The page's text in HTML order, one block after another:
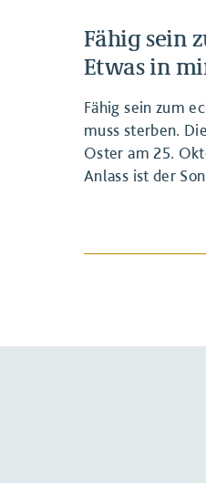
Fähig sein
Etwas in
Fähig sein zum
muss sterben.
Oster am 25.
Anlass ist der